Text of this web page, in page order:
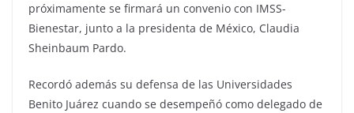
próximamente se firmará un convenio con IMSS-
Bienestar, junto a la presidenta de México, Claudia
Sheinbaum Pardo.
Recordó además su defensa de las Universidades
Benito Juárez cuando se desempeñó como delegado de